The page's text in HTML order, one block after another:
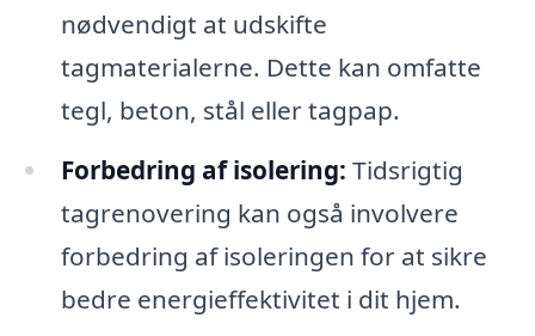
nødvendigt at udskifte
tagmaterialerne. Dette kan omfatte
tegl, beton, stål eller tagpap.
Forbedring af isolering: Tidsrigtig
tagrenovering kan også involvere
forbedring af isoleringen for at sikre
bedre energieffektivitet i dit hjem.